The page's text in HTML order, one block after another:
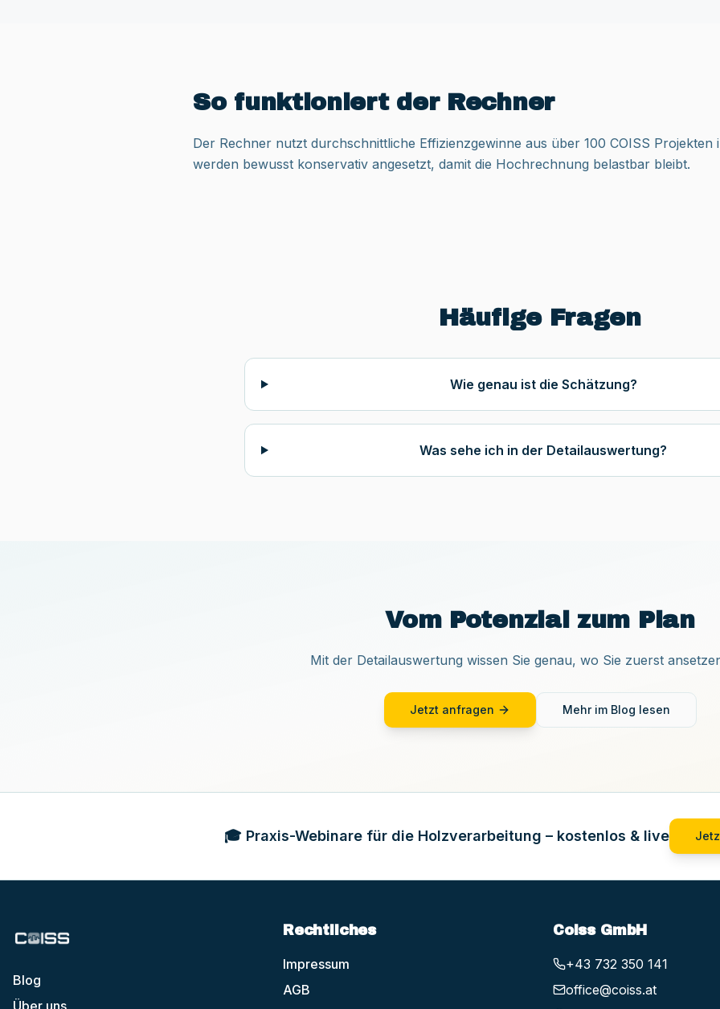
So funktioniert der Rechner
Der Rechner nutzt durchschnittliche Effizienzgewinne aus über 100 COISS
werden bewusst konservativ angesetzt, damit die Hochrechnung belastbar bleibt.
Häufige Fragen
Wie genau ist die Schätzung?
Was sehe ich in der Detailauswertung?
Vom Potenzial zum Plan
Mit der Detailauswertung wissen Sie genau, wo Sie zuerst
Jetzt anfragen Mehr im Blog lesen
🎓 Praxis-Webinare für die Holzverarbeitung – kostenlos & live
Blog
Über uns
Rechtliches
Impressum
AGB
Coiss GmbH
+43 732 350 141
office@coiss.at